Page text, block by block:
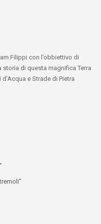
Filippi con l’obbiettivo di
storia di questa magnifica Terra
e Strade di Pietra